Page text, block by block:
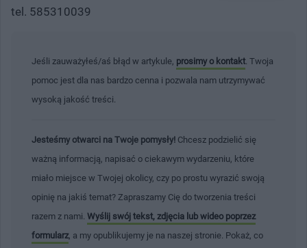
tel. 585310039
Jeśli zauważyłeś/aś błąd w artykule, prosimy o kontakt . Twoja
pomoc jest dla nas bardzo cenna i pozwala nam utrzymywać
wysoką jakość treści.
Jesteśmy otwarci na Twoje pomysły! Chcesz podzielić się
ważną informacją, napisać o ciekawym wydarzeniu, które
miało miejsce w Twojej okolicy, czy po prostu wyrazić swoją
opinię na jakiś temat? Zapraszamy Cię do tworzenia treści
razem z nami. Wyślij swój tekst, zdjęcia lub wideo poprzez
formularz , a my opublikujemy je na naszej stronie. Pokaż, co